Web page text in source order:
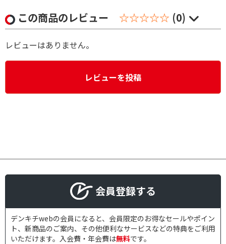
この商品のレビュー ☆☆☆☆☆ (0)
レビューはありません。
レビューを投稿
会員登録する
デンキチwebの会員になると、会員限定のお得なセールやポイン
ト、新商品のご案内、その他便利なサービスなどの特典をご利用
いただけます。入会費・年会費は無料です。